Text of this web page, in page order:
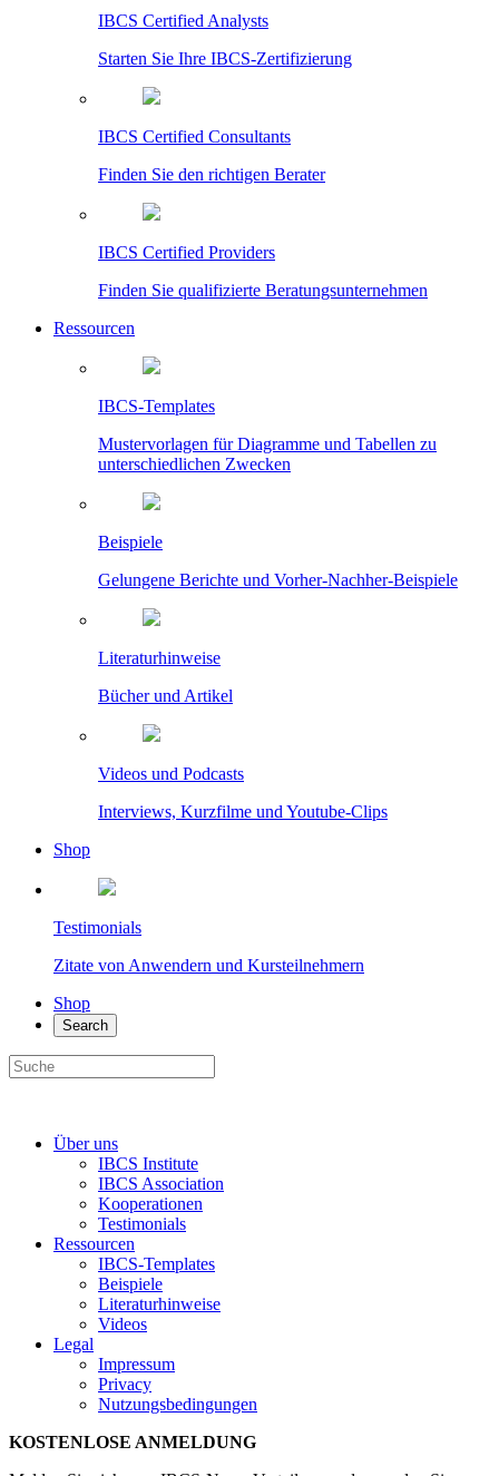
IBCS Certified Analysts
Starten Sie Ihre IBCS-Zertifizierung
IBCS Certified Consultants
Finden Sie den richtigen Berater
IBCS Certified Providers
Finden Sie qualifizierte Beratungsunternehmen
Ressourcen
IBCS-Templates
Mustervorlagen für Diagramme und Tabellen zu
unterschiedlichen Zwecken
Beispiele
Gelungene Berichte und Vorher-Nachher-Beispiele
Literaturhinweise
Bücher und Artikel
Videos und Podcasts
Interviews, Kurzfilme und Youtube-Clips
Shop
Testimonials
Zitate von Anwendern und Kursteilnehmern
Shop
Search
Über uns
IBCS Institute
IBCS Association
Kooperationen
Testimonials
Ressourcen
IBCS-Templates
Beispiele
Literaturhinweise
Videos
Legal
Impressum
Privacy
Nutzungsbedingungen
KOSTENLOSE ANMELDUNG